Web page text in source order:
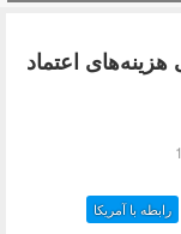
اعتماد
رابطه با آمریکا